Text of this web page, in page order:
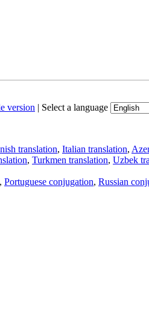
version | Select a language
translation, Italian translation,
, Turkmen translation, Uzbek
, Portuguese conjugation, Russian